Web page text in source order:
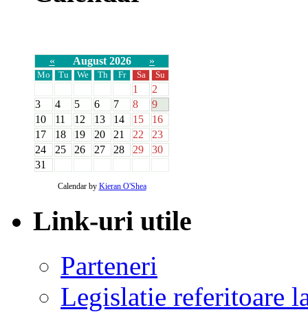
« August 2026 »
Mo Tu We Th Fr Sa Su
1
2
3
4 5 6 7 8
9
10
11 12 13 14 15
16
17
18 19 20 21 22
23
24
25 26 27 28 29
30
31
Calendar by Kieran O'Shea
Link-uri utile
Parteneri
Legislatie referitoare